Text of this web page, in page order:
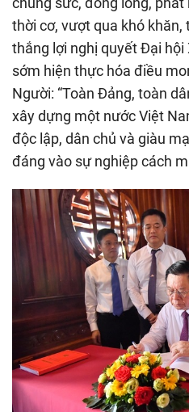
thời cơ, vượt qua khó
thắng lợi nghị quyết Đại hội
sớm hiện thực hóa điều
Người: “Toàn Đảng, toàn
xây dựng một nước Việt
độc lập, dân chủ và giàu
đáng vào sự nghiệp cách